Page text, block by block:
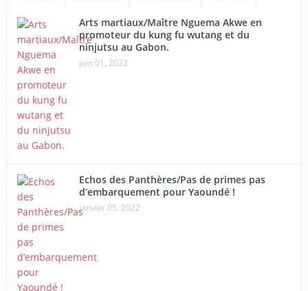
Arts martiaux/Maître Nguema Akwe en
promoteur du kung fu wutang et du
ninjutsu au Gabon.
juin 01, 2022
Echos des Panthères/Pas de primes pas
d’embarquement pour Yaoundé !
janvier 05, 2022